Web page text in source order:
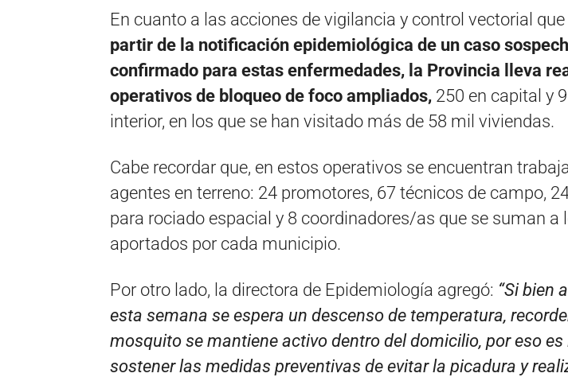
En cuanto a las acciones de vigilancia y control vectorial
partir de la notificación epidemiológica de un caso
confirmado para estas enfermedades, la Provincia lleva
operativos de bloqueo de foco ampliados, 250 en capital y
interior, en los que se han visitado más de 58 mil viviendas.
Cabe recordar que, en estos operativos se encuentran
agentes en terreno: 24 promotores, 67 técnicos de campo,
para rociado espacial y 8 coordinadores/as que se suman a
aportados por cada municipio.
Por otro lado, la directora de Epidemiología agregó: “Si bien
esta semana se espera un descenso de temperatura,
mosquito se mantiene activo dentro del domicilio, por eso
sostener las medidas preventivas de evitar la picadura y